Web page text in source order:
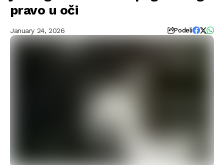
pravo u oči
January 24, 2026 Podeli